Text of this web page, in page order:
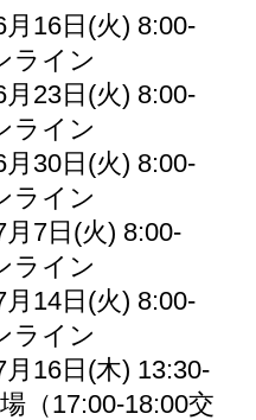
月16日(火) 8:00-
ライン
月23日(火) 8:00-
ライン
月30日(火) 8:00-
ライン
月7日(火) 8:00-
ライン
月14日(火) 8:00-
ライン
月16日(木) 13:30-
（17:00-18:00交